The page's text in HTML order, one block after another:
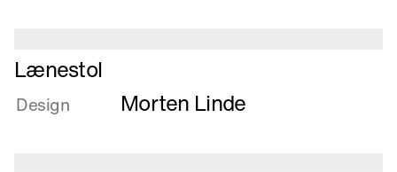
forben
Læs
mere
om
Lænestol
Design Morten Linde